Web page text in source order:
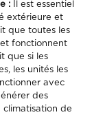
:
Il est essentiel
extérieure et
que toutes les
fonctionnent
que si les
les unités les
avec
des
de